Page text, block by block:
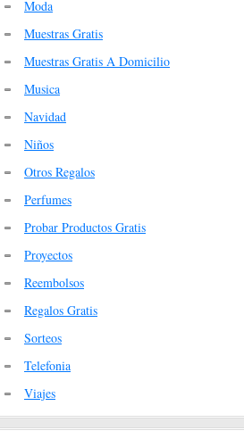
Moda
Muestras Gratis
Muestras Gratis A Domicilio
Musica
Navidad
Niños
Otros Regalos
Perfumes
Probar Productos Gratis
Proyectos
Reembolsos
Regalos Gratis
Sorteos
Telefonia
Viajes